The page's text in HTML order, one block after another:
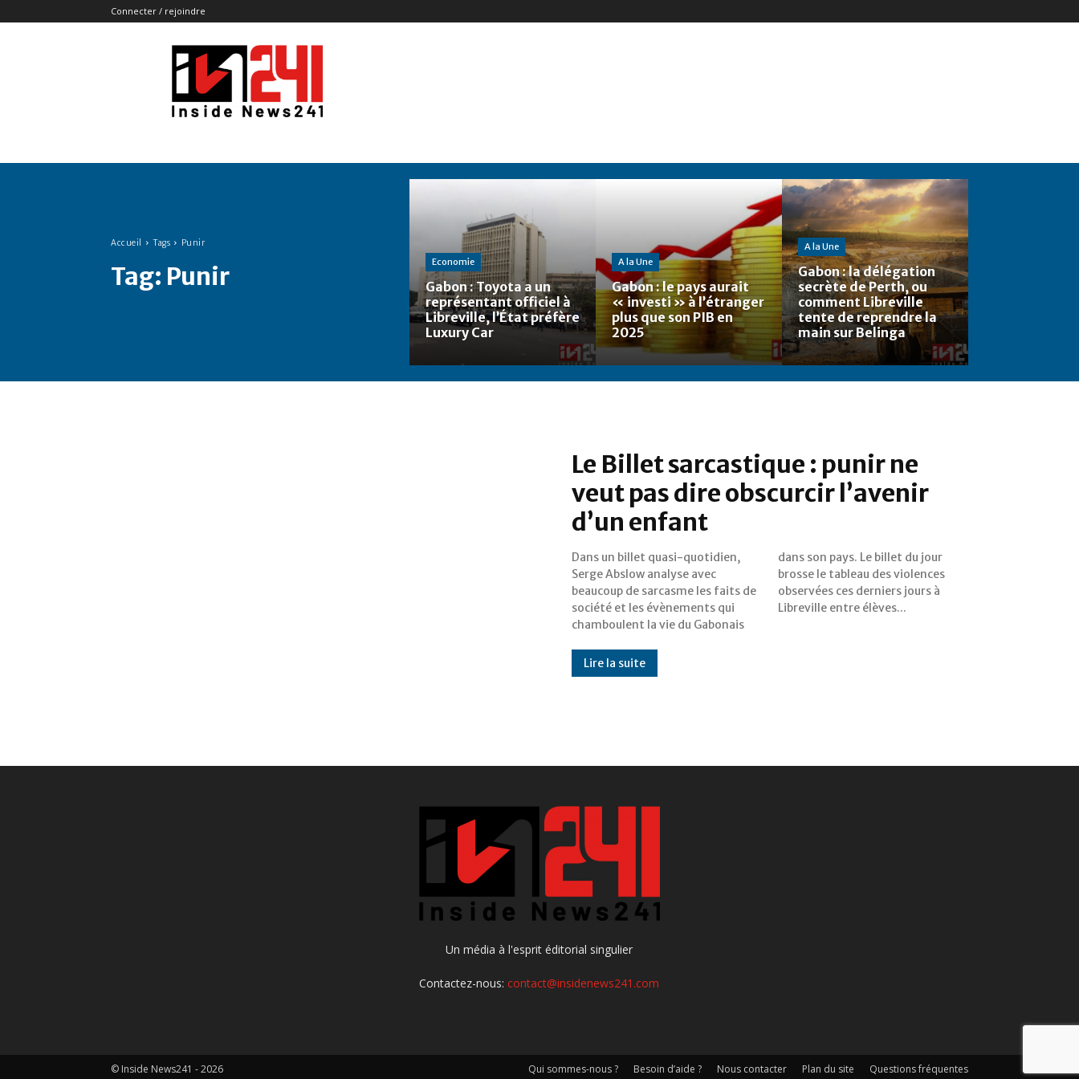
Connecter / rejoindre
Insidenews241
Accueil Tags Punir
Tag: Punir Economie
Gabon : Toyota a un
représentant officiel à
Libreville, l’État préfère
Luxury Car
A la Une
Gabon : le pays aurait
« investi » à l’étranger
plus que son PIB en
2025
A la Une
Gabon : la délégation
secrète de Perth, ou
comment Libreville
tente de reprendre la
main sur Belinga
Le Billet sarcastique : punir ne
veut pas dire obscurcir l’avenir
d’un enfant
Dans un billet quasi-quotidien,
Serge Abslow analyse avec
beaucoup de sarcasme les faits de
société et les évènements qui
chamboulent la vie du Gabonais
dans son pays. Le billet du jour
brosse le tableau des violences
observées ces derniers jours à
Libreville entre élèves...
Lire la suite
Un média à l'esprit éditorial singulier
Contactez-nous:contact@insidenews241.com
Qui sommes-nous ? Besoin d’aide ? Nous contacter Plan du site Questions fréquentes
© Inside News241 - 2026